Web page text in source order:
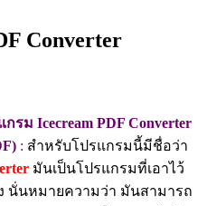
Converter
รม Icecream PDF Converter
: สำหรับโปรแกรมนี้มีชื่อว่า
มันเป็นโปรแกรมที่เอาไว้
นั่นหมายความว่า มันสามารถ